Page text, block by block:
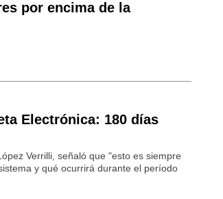
por encima de la
Electrónica: 180 días
Verrilli, señaló que "esto es siempre
y qué ocurrirá durante el período